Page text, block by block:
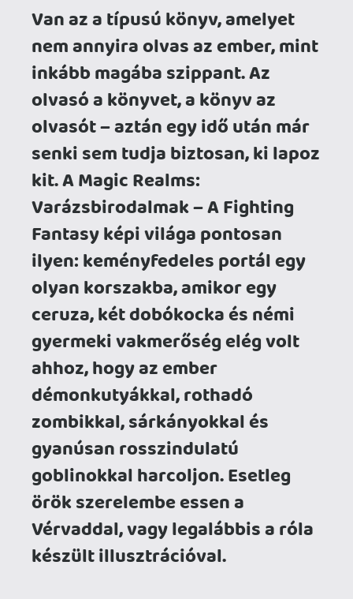
gyermeki vakmerőség elég volt
ahhoz, hogy az ember
démonkutyákkal, rothadó
zombikkal, sárkányokkal és
gyanúsan rosszindulatú
goblinokkal harcoljon. Esetleg
örök szerelembe essen a
Vérvaddal, vagy legalábbis a róla
készült illusztrációval.
A Fighting Fantasy több évnyi
előkészület után, 1982-ben indult A
Tűzhegy varázslója című kötettel, Steve